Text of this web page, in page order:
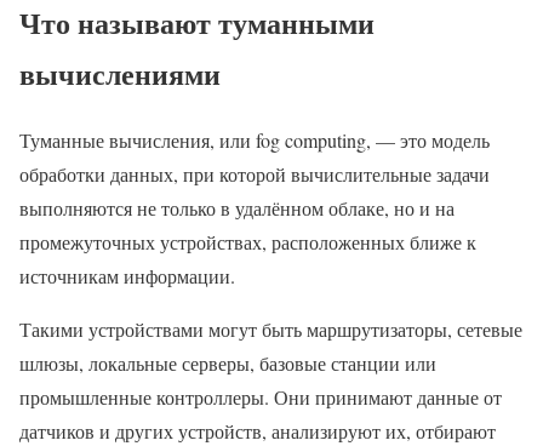
Что называют туманными
вычислениями
Туманные вычисления, или fog computing, — это модель
обработки данных, при которой вычислительные задачи
выполняются не только в удалённом облаке, но и на
промежуточных устройствах, расположенных ближе к
источникам информации.
Такими устройствами могут быть маршрутизаторы, сетевые
шлюзы, локальные серверы, базовые станции или
промышленные контроллеры. Они принимают данные от
датчиков и других устройств, анализируют их, отбирают